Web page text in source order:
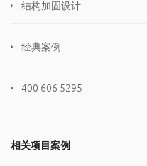
结构加固设计
经典案例
400 606 5295
相关项目案例